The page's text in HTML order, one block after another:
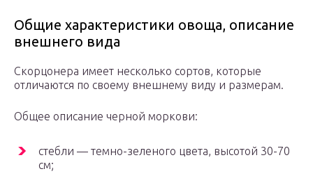
Общие характеристики овоща, описание
внешнего вида
Скорцонера имеет несколько сортов, которые
отличаются по своему внешнему виду и размерам.
Общее описание черной моркови:
стебли — темно-зеленого цвета, высотой 30-70
см;